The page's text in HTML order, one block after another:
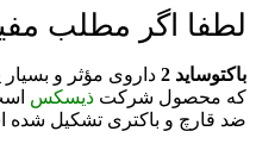
لطفا اگر مطلب
باكتوسايد 2
داروی مؤثر و بسیار
که محصول شرکت ذیسکس
ضد قارچ و باکتری تشکیل شده